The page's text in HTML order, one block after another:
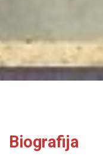
Biografija